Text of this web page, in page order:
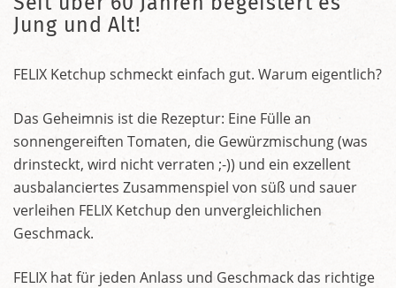
Jung und Alt!
FELIX Ketchup schmeckt einfach gut. Warum eigentlich?
Das Geheimnis ist die Rezeptur: Eine Fülle an
sonnengereiften Tomaten, die Gewürzmischung (was
drinsteckt, wird nicht verraten ;-)) und ein exzellent
ausbalanciertes Zusammenspiel von süß und sauer
verleihen FELIX Ketchup den unvergleichlichen
Geschmack.
FELIX hat für jeden Anlass und Geschmack das richtige